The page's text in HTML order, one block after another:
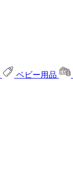
ベビー用品